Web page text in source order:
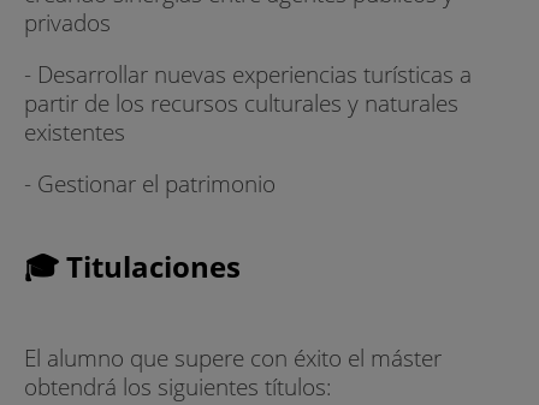
privados
- Desarrollar nuevas experiencias turísticas a
partir de los recursos culturales y naturales
existentes
- Gestionar el patrimonio
🎓 Titulaciones
El alumno que supere con éxito el máster
obtendrá los siguientes títulos: